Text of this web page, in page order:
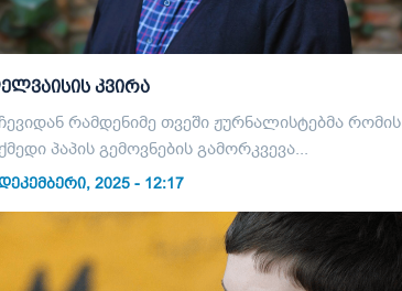
კვირა
რამდენიმე თვეში ჟურნალისტებმა რომის
პაპის გემოვნების გამორკვევა...
2025 - 12:17